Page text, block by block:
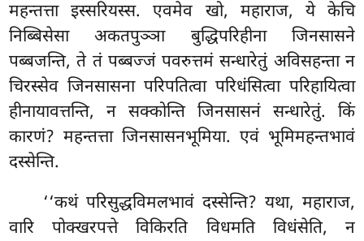
महन्तत्ता इस्सरियस्स. एवमेव खो, महाराज, ये केचि
निब्बिसेसा अकतपुञ्ञा बुद्धिपरिहीना जिनसासने
पब्बजन्ति, ते तं पब्बज्जं पवरुत्तमं सन्धारेतुं अविसहन्ता न
चिरस्सेव जिनसासना परिपतित्वा परिधंसित्वा परिहायित्वा
हीनायावत्तन्ति, न सक्कोन्ति जिनसासनं सन्धारेतुं. किं
कारणं? महन्तत्ता जिनसासनभूमिया. एवं भूमिमहन्तभावं
दस्सेन्ति.
‘‘कथं परिसुद्धविमलभावं दस्सेन्ति? यथा, महाराज,
वारि पोक्खरपत्ते विकिरति विधमति विधंसेति, न